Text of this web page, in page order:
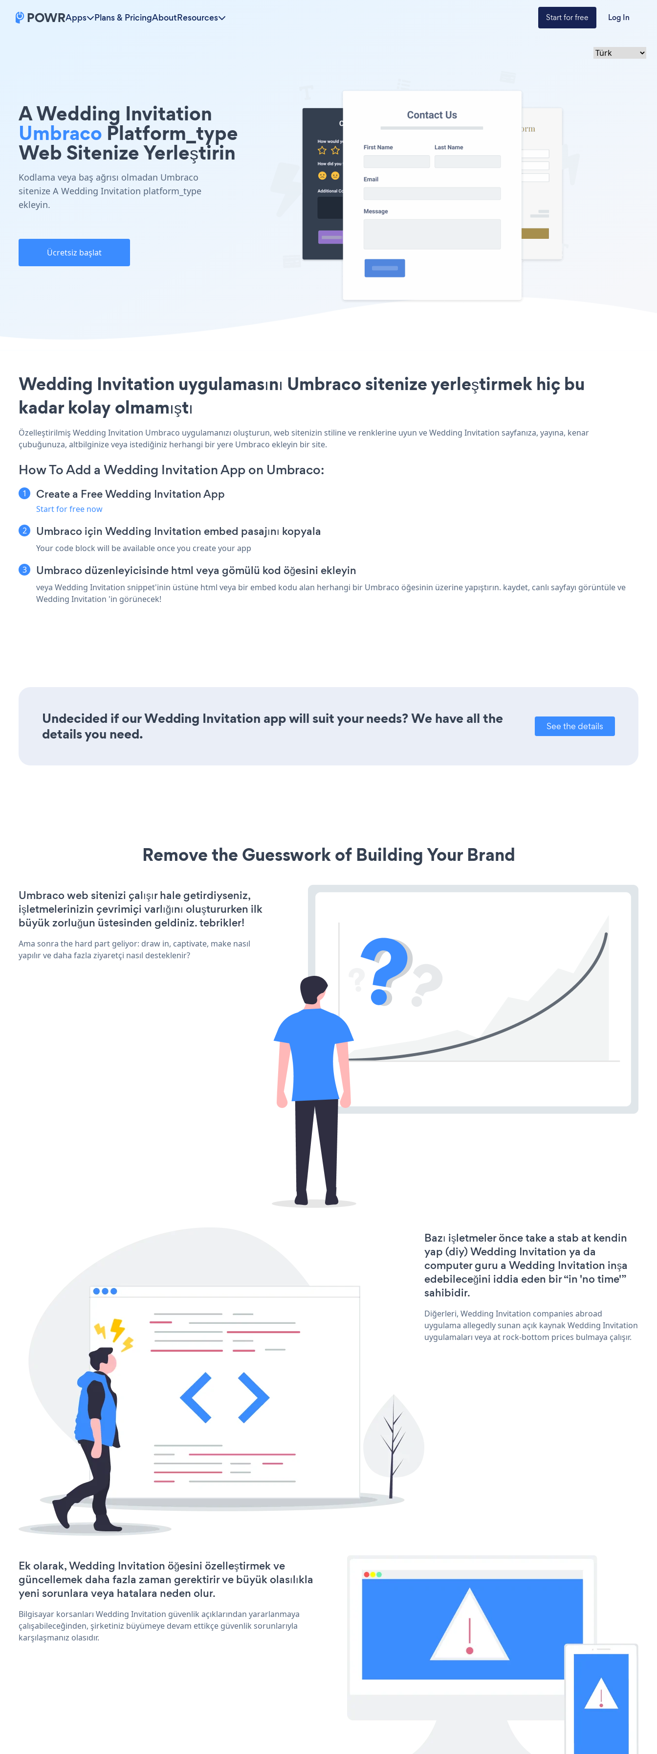
Apps Plans & PricingAboutResources Start for free Log In
A Wedding Invitation
Umbraco Platform_type
Web Sitenize Yerleştirin
Kodlama veya baş ağrısı olmadan Umbraco
sitenize A Wedding Invitation platform_type
ekleyin.
Ücretsiz başlat
Wedding Invitation uygulamasını Umbraco sitenize yerleştirmek hiç bu
kadar kolay olmamıştı
Özelleştirilmiş Wedding Invitation Umbraco uygulamanızı oluşturun, web sitenizin stiline ve renklerine uyun ve Wedding Invitation sayfanıza, yayına, kenar
çubuğunuza, altbilginize veya istediğiniz herhangi bir yere Umbraco ekleyin bir site.
How To Add a Wedding Invitation App on Umbraco:
Create a Free Wedding Invitation App
Start for free now
Umbraco için Wedding Invitation embed pasajını kopyala
Your code block will be available once you create your app
Umbraco düzenleyicisinde html veya gömülü kod öğesini ekleyin
veya Wedding Invitation snippet'inin üstüne html veya bir embed kodu alan herhangi bir Umbraco öğesinin üzerine yapıştırın. kaydet, canlı sayfayı görüntüle ve
Wedding Invitation 'in görünecek!
Undecided if our Wedding Invitation app will suit your needs? We have all the
details you need.
See the details
Remove the Guesswork of Building Your Brand
Umbraco web sitenizi çalışır hale getirdiyseniz,
işletmelerinizin çevrimiçi varlığını oluştururken ilk
büyük zorluğun üstesinden geldiniz. tebrikler!
Ama sonra the hard part geliyor: draw in, captivate, make nasıl
yapılır ve daha fazla ziyaretçi nasıl desteklenir?
Bazı işletmeler önce take a stab at kendin
yap (diy) Wedding Invitation ya da
computer guru a Wedding Invitation inşa
edebileceğini iddia eden bir “in 'no time'”
sahibidir.
Diğerleri, Wedding Invitation companies abroad
uygulama allegedly sunan açık kaynak Wedding Invitation
uygulamaları veya at rock-bottom prices bulmaya çalışır.
Ek olarak, Wedding Invitation öğesini özelleştirmek ve
güncellemek daha fazla zaman gerektirir ve büyük olasılıkla
yeni sorunlara veya hatalara neden olur.
Bilgisayar korsanları Wedding Invitation güvenlik açıklarından yararlanmaya
çalışabileceğinden, şirketiniz büyümeye devam ettikçe güvenlik sorunlarıyla
karşılaşmanız olasıdır.